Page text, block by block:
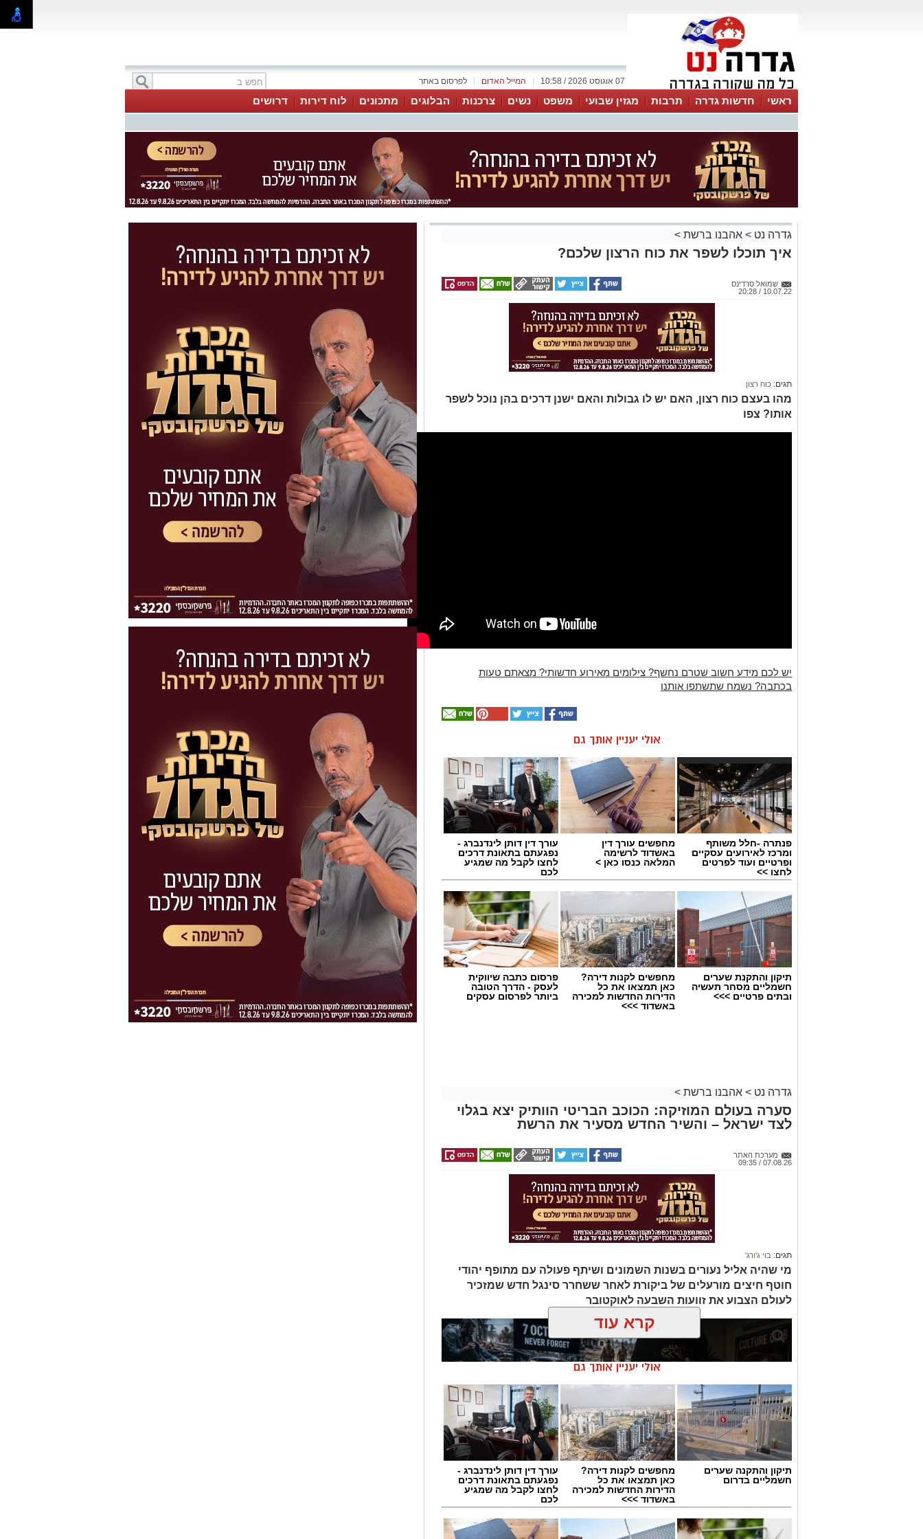
לפרסום באתר המייל האדום 07 אוגוסט 2026 / 10:58
ראשי חדשות גדרה תרבות מגזין שבועי משפט נשים צרכנות הבלוגים מתכונים לוח דירות דרושים
גדרה נט > אהבנו ברשת >
איך תוכלו לשפר את כוח הרצון שלכם?
שמואל סרדינס
10.07.22 / 20:28
תגים: כוח רצון
מהו בעצם כוח רצון, האם יש לו גבולות והאם ישנן דרכים בהן נוכל לשפר
אותו? צפו
יש לכם מידע חשוב שטרם נחשף? צילומים מאירוע חדשותי? מצאתם טעות
בכתבה? נשמח שתשתפו אותנו
אולי יעניין אותך גם
פנתרה -חלל משותף
ומרכז לאירועים עסקיים
ופרטיים ועוד לפרטים
לחצו >>
מחפשים עורך דין
באשדוד לרשימה
המלאה כנסו כאן >
עורך דין דותן לינדנברג -
נפגעתם בתאונת דרכים
לחצו לקבל מה שמגיע
לכם
תיקון והתקנת שערים
חשמליים מסחר תעשיה
ובתים פרטיים >>>
מחפשים לקנות דירה?
כאן תמצאו את כל
הדירות החדשות למכירה
באשדוד >>>
פרסום כתבה שיווקית
לעסק - הדרך הטובה
ביותר לפרסום עסקים
גדרה נט > אהבנו ברשת >
סערה בעולם המוזיקה: הכוכב הבריטי הוותיק יצא בגלוי
לצד ישראל – והשיר החדש מסעיר את הרשת
מערכת האתר
07.08.26 / 09:35
תגים: בוי ג'ורג'
מי שהיה אליל נעורים בשנות השמונים ושיתף פעולה עם מתופף יהודי
חוטף חיצים מורעלים של ביקורת לאחר ששחרר סינגל חדש שמזכיר
לעולם הצבוע את זוועות השבעה לאוקטובר
קרא עוד
אולי יעניין אותך גם
תיקון והתקנה שערים
חשמליים בדרום
מחפשים לקנות דירה?
כאן תמצאו את כל
הדירות החדשות למכירה
באשדוד >>>
עורך דין דותן לינדנברג -
נפגעתם בתאונת דרכים
לחצו לקבל מה שמגיע
לכם